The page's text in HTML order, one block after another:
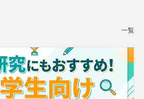
一覧